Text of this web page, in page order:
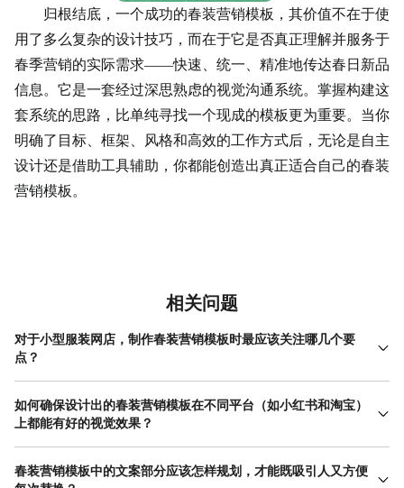
归根结底，一个成功的春装营销模板，其价值不在于使
用了多么复杂的设计技巧，而在于它是否真正理解并服务于
春季营销的实际需求——快速、统一、精准地传达春日新品
信息。它是一套经过深思熟虑的视觉沟通系统。掌握构建这
套系统的思路，比单纯寻找一个现成的模板更为重要。当你
明确了目标、框架、风格和高效的工作方式后，无论是自主
设计还是借助工具辅助，你都能创造出真正适合自己的春装
营销模板。
相关问题
对于小型服装网店，制作春装营销模板时最应该关注哪几个要
点？
小型网店资源有限，制作春装营销模板时应优先关注实用性与一致
性。首先，模板的尺寸要适配你的主要展示渠道，如电商平台主
图、 微信朋友圈 和微博，确保一套模板稍作调整就能通用。其次，
单清晰，重点突出产品本身和核心卖点（如“透气面料”、“新季色
如何确保设计出的春装营销模板在不同平台（如小红书和淘宝）
上都能有好的视觉效果？
这要求你的春装营销模板具备一定的灵活性和适应性。核心策略是
采用“模块化”思维。设计时，先确定一个核心的视觉框架，包括品牌
色、标准字体和核心图形元素。然后，针对不同平台的图片比例
春装营销模板中的文案部分应该怎样规划，才能既吸引人又方便